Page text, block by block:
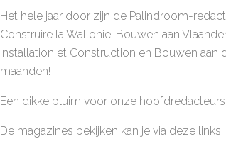
Het hele jaar door zijn de Palindroom-
Construire la Wallonie, Bouwen aan
Installation et Construction en Bouwen aan
maanden!
Een dikke pluim voor onze hoofdredacteurs
De magazines bekijken kan je via deze links: